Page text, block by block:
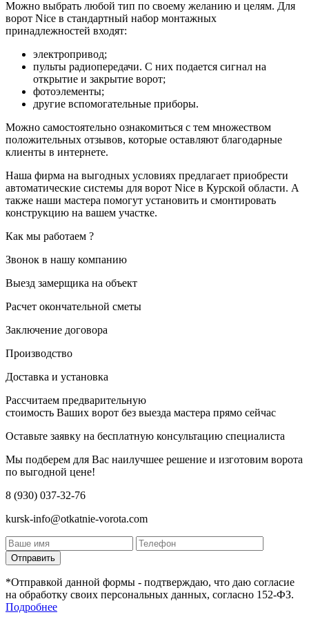
Можно выбрать любой тип по своему желанию и целям. Для
ворот Nice в стандартный набор монтажных
принадлежностей входят:
электропривод;
пульты радиопередачи. С них подается сигнал на
открытие и закрытие ворот;
фотоэлементы;
другие вспомогательные приборы.
Можно самостоятельно ознакомиться с тем множеством
положительных отзывов, которые оставляют благодарные
клиенты в интернете.
Наша фирма на выгодных условиях предлагает приобрести
автоматические системы для ворот Nice в Курской области. А
также наши мастера помогут установить и смонтировать
конструкцию на вашем участке.
Как мы работаем ?
Звонок в нашу компанию
Выезд замерщика на объект
Расчет окончательной сметы
Заключение договора
Производство
Доставка и установка
Рассчитаем предварительную
стоимость Ваших ворот без выезда мастера прямо сейчас
Оставьте заявку на бесплатную консультацию специалиста
Мы подберем для Вас наилучшее решение и изготовим ворота
по выгодной цене!
8 (930) 037-32-76
kursk-info@otkatnie-vorota.com
Отправить
*Отправкой данной формы - подтверждаю, что даю согласие
на обработку своих персональных данных, согласно 152-ФЗ.
Подробнее